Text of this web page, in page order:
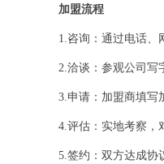
加盟流程
1.咨询：通过电话、
2.洽谈：参观公司写
3.申请：加盟商填写
4.评估：实地考察，
5.签约：双方达成协